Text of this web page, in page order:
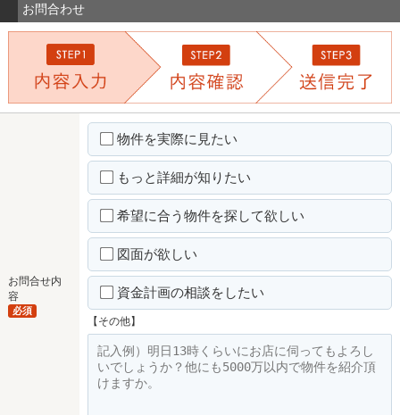
お問合わせ
お問合せ内
容
必須
物件を実際に見たい
もっと詳細が知りたい
希望に合う物件を探して欲しい
図面が欲しい
資金計画の相談をしたい
【その他】